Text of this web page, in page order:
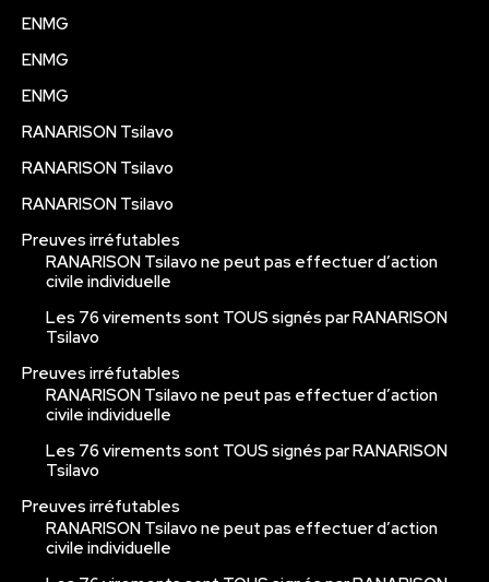
ENMG
ENMG
ENMG
RANARISON Tsilavo
RANARISON Tsilavo
RANARISON Tsilavo
Preuves irréfutables
RANARISON Tsilavo ne peut pas effectuer d’action
civile individuelle
Les 76 virements sont TOUS signés par RANARISON
Tsilavo
Preuves irréfutables
RANARISON Tsilavo ne peut pas effectuer d’action
civile individuelle
Les 76 virements sont TOUS signés par RANARISON
Tsilavo
Preuves irréfutables
RANARISON Tsilavo ne peut pas effectuer d’action
civile individuelle